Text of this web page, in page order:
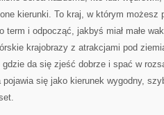
kierunki. To kraj, w którym możesz
term i odpocząć, jakbyś miał małe
krajobrazy z atrakcjami pod
da się zjeść dobrze i spać w
pojawia się jako kierunek wygodny,